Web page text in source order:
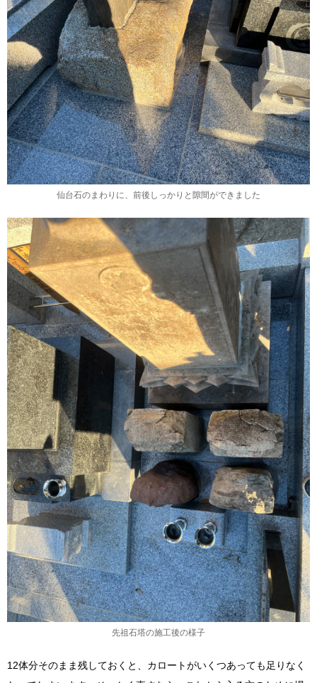
仙台石のまわりに、前後しっかりと隙間ができました
先祖石塔の施工後の様子
12体分そのまま残しておくと、カロートがいくつあっても足りなく